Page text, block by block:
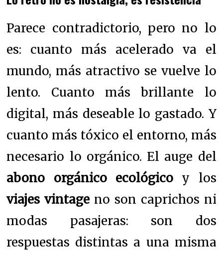
Parece contradictorio, pero no lo
es: cuanto más acelerado va el
mundo, más atractivo se vuelve lo
lento. Cuanto más brillante lo
digital, más deseable lo gastado. Y
cuanto más tóxico el entorno, más
necesario lo orgánico. El auge del
abono orgánico ecológico y los
viajes vintage no son caprichos ni
modas pasajeras: son dos
respuestas distintas a una misma